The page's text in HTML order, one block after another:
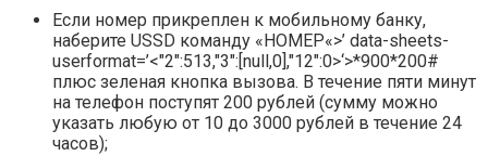
Если номер прикреплен к мобильному банку,
наберите USSD команду «НОМЕР«>’ data-sheets-
userformat=’<"2":513,"3":[null,0],"12":0>‘>*900*200#
плюс зеленая кнопка вызова. В течение пяти минут
на телефон поступят 200 рублей (сумму можно
указать любую от 10 до 3000 рублей в течение 24
часов);